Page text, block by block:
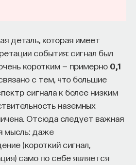
деталь, которая имеет
события: сигнал был
коротким — примерно 0,1
с тем, что большие
сигнала к более низким
наземных
Отсюда следует важная
мысль: даже
(короткий сигнал,
само по себе является